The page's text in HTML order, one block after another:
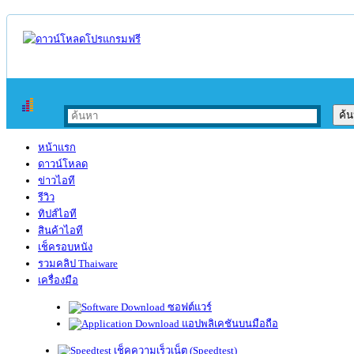
หน้าแรก
ดาวน์โหลด
ข่าวไอที
รีวิว
ทิปส์ไอที
สินค้าไอที
เช็ครอบหนัง
รวมคลิป Thaiware
เครื่องมือ
ซอฟต์แวร์
แอปพลิเคชันบนมือถือ
เช็คความเร็วเน็ต (Speedtest)